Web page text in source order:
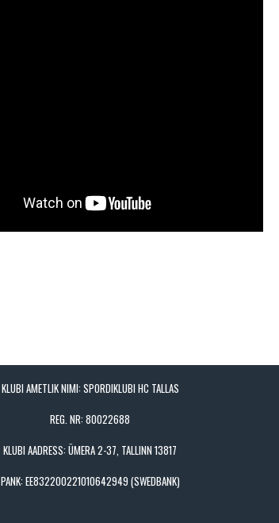
KLUBI AMETLIK NIMI: SPORDIKLUBI HC TALLAS
REG. NR: 80022688
KLUBI AADRESS: ÜMERA 2-37, TALLINN 13817
PANK: EE832200221010642949 (SWEDBANK)